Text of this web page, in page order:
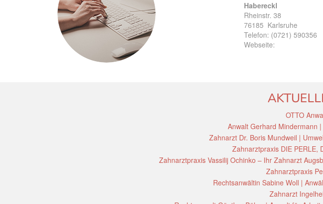
Habereckl
Rheinstr. 38
76185 Karlsruhe
Telefon: (0721) 590356
Webseite:
OTTO
Anwalt Gerhard Mindermann
Zahnarzt Dr. Boris Mundweil |
Zahnarztpraxis DIE PERLE,
Zahnarztpraxis Vassilij Ochinko – Ihr Zahnarzt
Zahnarztpraxis
Rechtsanwältin Sabine Woll |
Zahnarzt